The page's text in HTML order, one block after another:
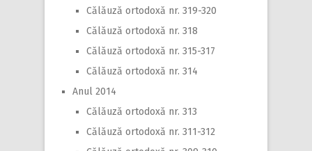
Călăuză ortodoxă nr. 319-320
Călăuză ortodoxă nr. 318
Călăuză ortodoxă nr. 315-317
Călăuză ortodoxă nr. 314
Anul 2014
Călăuză ortodoxă nr. 313
Călăuză ortodoxă nr. 311-312